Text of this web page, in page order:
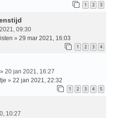
1 2 3
09:30
» 29 mar 2021, 16:03
1 2 3 4
» 20 jan 2021, 16:27
» 22 jan 2021, 22:32
1 2 3 4 5
10:27